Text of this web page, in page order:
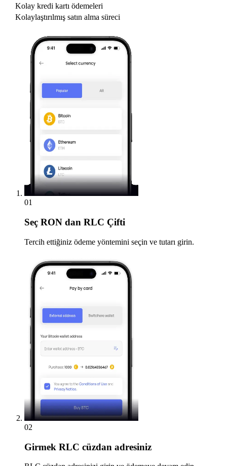
Kolay kredi kartı ödemeleri
Kolaylaştırılmış satın alma süreci
01
Seç RON dan RLC Çifti
Tercih ettiğiniz ödeme yöntemini seçin ve tutarı girin.
02
Girmek RLC cüzdan adresiniz